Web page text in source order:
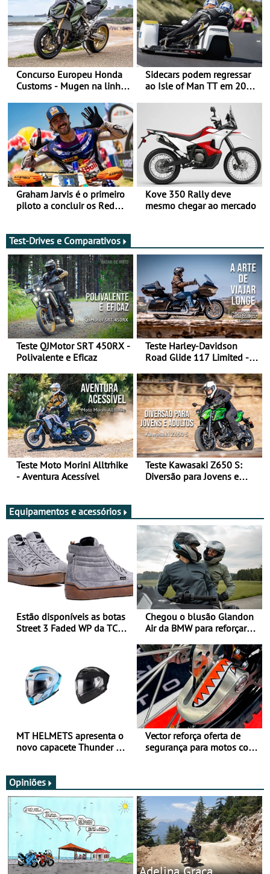
Concurso Europeu Honda
Customs - Mugen na linha
Sidecars podem regressar
ao Isle of Man TT em 2027
Graham Jarvis é o primeiro
piloto a concluir os Red
Kove 350 Rally deve
mesmo chegar ao mercado
Test-Drives e Comparativos
Teste QJMotor SRT 450RX -
Polivalente e Eficaz
Teste Harley-Davidson
Road Glide 117 Limited - A
Teste Moto Morini Alltrhike
- Aventura Acessível
Teste Kawasaki Z650 S:
Diversão para Jovens e
Equipamentos e acessórios
Estão disponíveis as botas
Street 3 Faded WP da TCX
Chegou o blusão Glandon
Air da BMW para reforçar
verão
MT HELMETS apresenta o
novo capacete Thunder 4 R
Vector reforça oferta de
segurança para motos com
Opiniões